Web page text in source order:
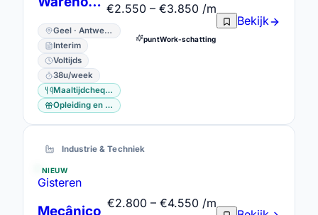
Geel · Antwerpen
Interim
Voltijds
38u/week
Maaltijdcheques
Opleiding en vorming
€2.550 – €3.850 /m
puntWork-schatting
Bekijk
Industrie & Techniek
NIEUW
Gisteren
Mecânico €2.800 – €4.550 /m